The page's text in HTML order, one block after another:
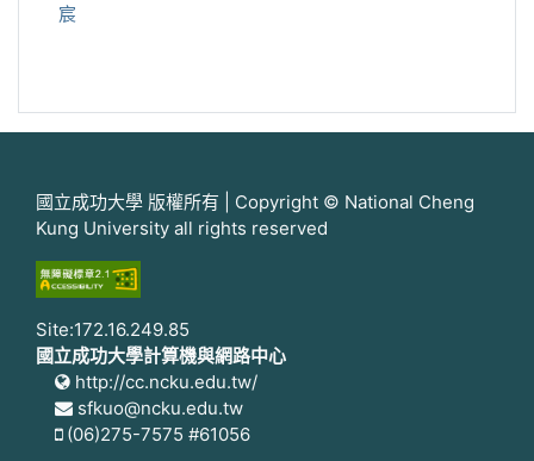
宸
國立成功大學 版權所有 | Copyright © National Cheng
Kung University all rights reserved
Site:172.16.249.85
國立成功大學計算機與網路中心
http://cc.ncku.edu.tw/
sfkuo@ncku.edu.tw
(06)275-7575 #61056